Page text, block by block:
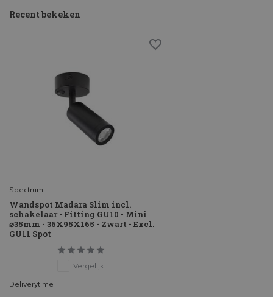
Recent bekeken
Spectrum
Wandspot Madara Slim incl.
schakelaar - Fitting GU10 - Mini
⌀35mm - 36X95X165 - Zwart - Excl.
GU11 Spot
Vergelijk
Deliverytime